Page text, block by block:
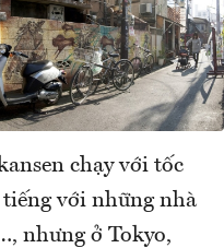
chạy với tốc
với những nhà
nhưng ở Tokyo,